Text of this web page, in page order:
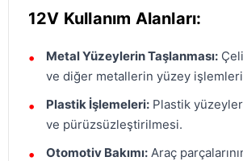
12V Kullanım Alanları:
Metal Yüzeylerin Taşlanması:
ve diğer metallerin yüzey
Plastik İşlemeleri: Plastik
ve pürüzsüzleştirilmesi.
Otomotiv Bakımı: Araç